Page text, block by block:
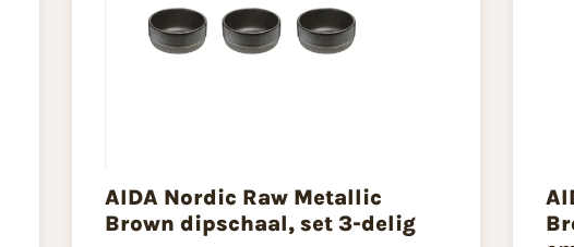
AIDA Nordic Raw Metallic
Brown dipschaal, set 3-delig